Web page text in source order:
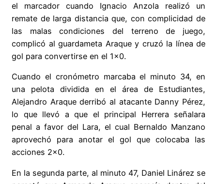
el marcador cuando Ignacio Anzola realizó un
remate de larga distancia que, con complicidad de
las malas condiciones del terreno de juego,
complicó al guardameta Araque y cruzó la línea de
gol para convertirse en el 1×0.
Cuando el cronómetro marcaba el minuto 34, en
una pelota dividida en el área de Estudiantes,
Alejandro Araque derribó al atacante Danny Pérez,
lo que llevó a que el principal Herrera señalara
penal a favor del Lara, el cual Bernaldo Manzano
aprovechó para anotar el gol que colocaba las
acciones 2×0.
En la segunda parte, al minuto 47, Daniel Linárez se